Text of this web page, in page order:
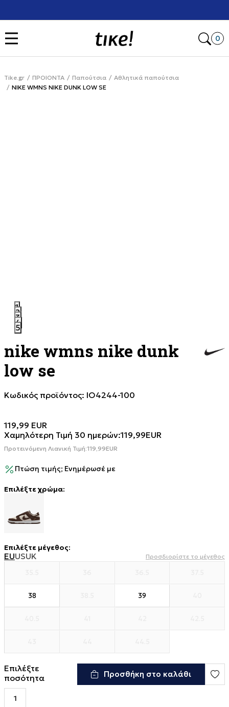
0
Tike.gr ΠΡΟΙΟΝΤΑ Παπούτσια
Αθλητικά παπούτσια
NIKE WMNS NIKE DUNK LOW SE
1
2
3
4
5
nike wmns nike dunk
low se
Κωδικός προϊόντος: IO4244-100
119,99 EUR
Χαμηλότερη Τιμή 30 ημερών:119,99EUR
Προτεινόμενη Λιανική Τιμή:119,99EUR
Πτώση τιμής; Ενημέρωσέ με
Επιλέξτε χρώμα:
Επιλέξτε μέγεθος:
EUUSUK Προσδιορίστε το μέγεθος
38 39
Επιλέξτε
ποσότητα
Προσθήκη στο καλάθι